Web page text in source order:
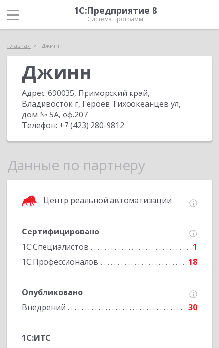
1С:Предприятие 8
Система программ
Главная Джинн
Джинн
Адрес: 690035, Приморский край,
Владивосток г, Героев Тихоокеанцев ул,
дом № 5А, оф.207.
Телефон: +7 (423) 280-9812
Данные по партнеру
Центр реальной автоматизации
Сертифицировано
1С:Специалистов
1
1С:Профессионалов
18
Опубликовано
Внедрений
30
1С:ИТС